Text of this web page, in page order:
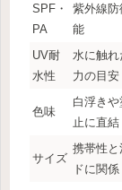
SPF・
PA
紫外線防
能
UV耐
水性
水に触
力の目安
色味
白浮き
止に直結
サイズ
携帯性と
ドに関係